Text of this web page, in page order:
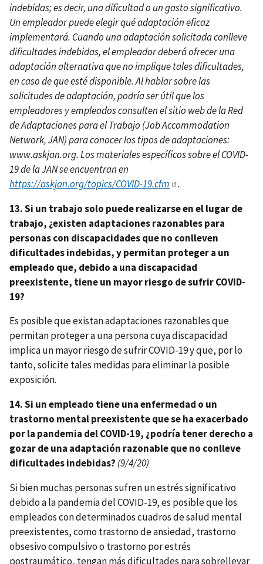
indebidas; es decir, una dificultad o un gasto significativo.
Un empleador puede elegir qué adaptación eficaz
implementará. Cuando una adaptación solicitada conlleve
dificultades indebidas, el empleador deberá ofrecer una
adaptación alternativa que no implique tales dificultades,
en caso de que esté disponible. Al hablar sobre las
solicitudes de adaptación, podría ser útil que los
empleadores y empleados consulten el sitio web de la Red
de Adaptaciones para el Trabajo (Job Accommodation
Network, JAN) para conocer los tipos de adaptaciones:
www.askjan.org. Los materiales específicos sobre el COVID-
19 de la JAN se encuentran en
https://askjan.org/topics/COVID-19.cfm
.
13. Si un trabajo solo puede realizarse en el lugar de
trabajo, ¿existen adaptaciones razonables para
personas con discapacidades que no conlleven
dificultades indebidas, y permitan proteger a un
empleado que, debido a una discapacidad
preexistente, tiene un mayor riesgo de sufrir COVID-
19?
Es posible que existan adaptaciones razonables que
permitan proteger a una persona cuya discapacidad
implica un mayor riesgo de sufrir COVID-19 y que, por lo
tanto, solicite tales medidas para eliminar la posible
exposición.
14. Si un empleado tiene una enfermedad o un
trastorno mental preexistente que se ha exacerbado
por la pandemia del COVID-19, ¿podría tener derecho a
gozar de una adaptación razonable que no conlleve
dificultades indebidas? (9/4/20)
Si bien muchas personas sufren un estrés significativo
debido a la pandemia del COVID-19, es posible que los
empleados con determinados cuadros de salud mental
preexistentes, como trastorno de ansiedad, trastorno
obsesivo compulsivo o trastorno por estrés
postraumático, tengan más dificultades para sobrellevar